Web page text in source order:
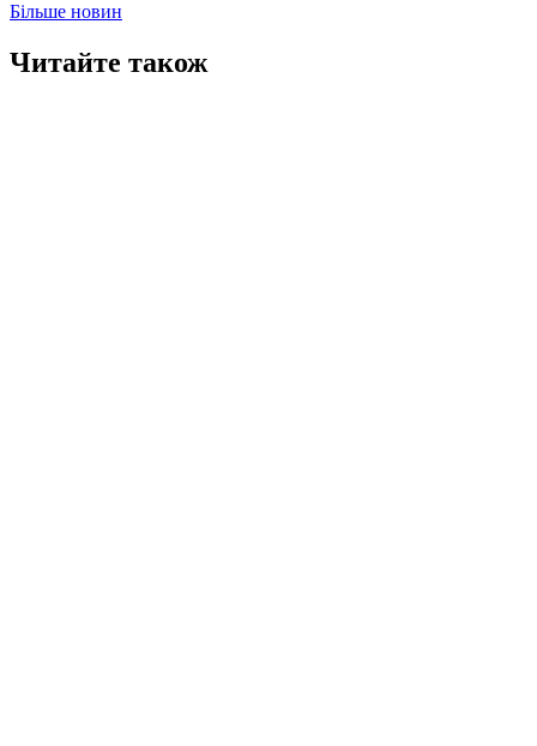
Більше новин
Читайте також